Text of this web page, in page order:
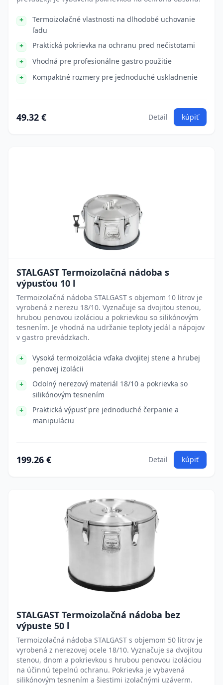
Termoizolačné vlastnosti na dlhodobé uchovanie
ľadu
Praktická pokrievka na ochranu pred nečistotami
Vhodná pre profesionálne gastro použitie
Kompaktné rozmery pre jednoduché uskladnenie
49.32 € Detail kúpiť
STALGAST Termoizolačná nádoba s
výpusťou 10 l
Termoizolačná nádoba STALGAST s objemom 10 litrov je
vyrobená z nerezu 18/10. Vyznačuje sa dvojitou stenou,
hrubou penovou izoláciou a pokrievkou so silikónovým
tesnením. Je vhodná na udržanie teploty jedál a nápojov
v gastro prevádzkach.
Vysoká termoizolácia vďaka dvojitej stene a hrubej
penovej izolácii
Odolný nerezový materiál 18/10 a pokrievka so
silikónovým tesnením
Praktická výpusť pre jednoduché čerpanie a
manipuláciu
199.26 € Detail kúpiť
STALGAST Termoizolačná nádoba bez
výpuste 50 l
Termoizolačná nádoba STALGAST s objemom 50 litrov je
vyrobená z nerezovej ocele 18/10. Vyznačuje sa dvojitou
stenou, dnom a pokrievkou s hrubou penovou izoláciou
na účinnú tepelnú ochranu. Pokrievka je vybavená
silikónovým tesnením a šiestimi izolačnými uzáverm.